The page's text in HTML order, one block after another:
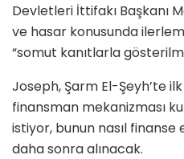
Devletleri İttifakı Başkanı
ve hasar konusunda
“somut kanıtlarla
Joseph, Şarm El-Şeyh’te
finansman mekanizması
istiyor, bunun nasıl
daha sonra alınacak.